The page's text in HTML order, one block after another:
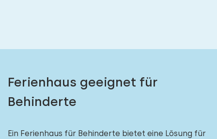
Entfernungen
Ferienhaus geeignet für
Behinderte
Ein Ferienhaus für Behinderte bietet eine Lösung für